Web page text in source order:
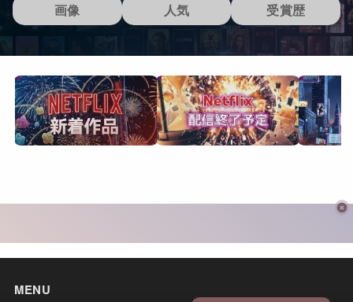
画像 人気 受賞歴
MENU